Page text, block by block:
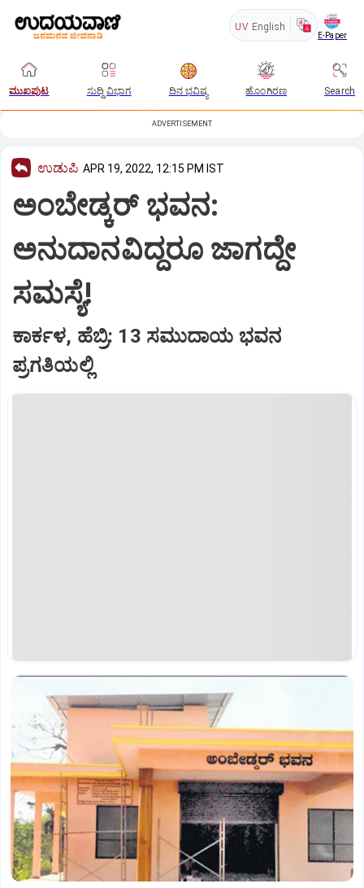
UV English
E-Paper
ಮುಖಪುಟ ಸುದ್ದಿ ವಿಭಾಗ ದಿನ ಭವಿಷ್ಯ ಹೊಂಗಿರಣ Search
ADVERTISEMENT
ಉಡುಪಿ APR 19, 2022, 12:15 PM IST
ಅಂಬೇಡ್ಕರ್‌ ಭವನ:
ಅನುದಾನವಿದ್ದರೂ ಜಾಗದ್ದೇ
ಸಮಸ್ಯೆ!
ಕಾರ್ಕಳ, ಹೆಬ್ರಿ: 13 ಸಮುದಾಯ ಭವನ
ಪ್ರಗತಿಯಲ್ಲಿ